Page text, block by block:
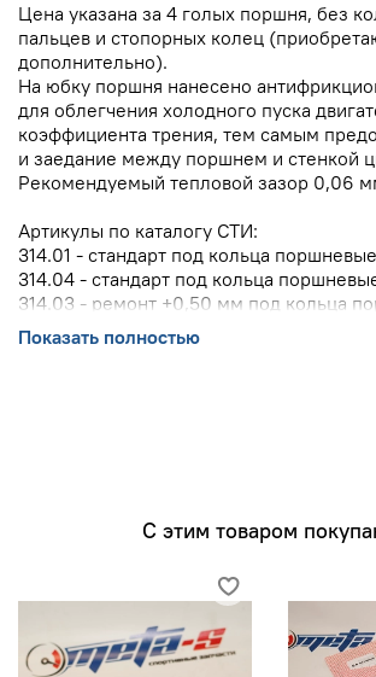
Цена указана за 4 голых поршня, без
пальцев и стопорных колец
дополнительно).
На юбку поршня нанесено
для облегчения холодного пуска
коэффициента трения, тем самым
и заедание между поршнем и стенкой
Рекомендуемый тепловой зазор 0,06
Артикулы по каталогу СТИ:
314.01 - стандарт под кольца
314.04 - стандарт под кольца
314.03 - ремонт +0,50 мм под кольца
1,2/1,5/
314.02 - ремонт +0,50 мм под кольца
Audi A1 (8X) (2010-2015)
Audi A3 (8P) (2007-2012),
Volkswagen Golf 6 (2008-2012),
Volkswagen Scirocco (2008-2014),
Volkswgen Jetta (2006-2015)
Показать полностью
С этим товаром